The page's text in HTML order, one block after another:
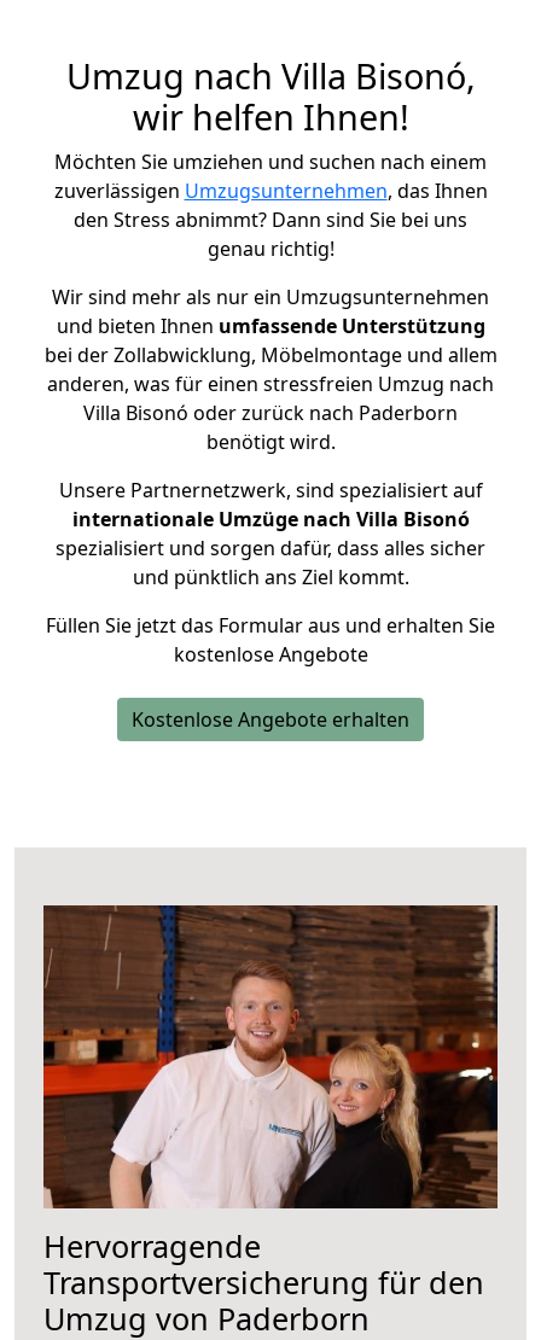
Umzug nach Villa Bisonó,
wir helfen Ihnen!
Möchten Sie umziehen und suchen nach einem
zuverlässigen Umzugsunternehmen, das Ihnen
den Stress abnimmt? Dann sind Sie bei uns
genau richtig!
Wir sind mehr als nur ein Umzugsunternehmen
und bieten Ihnen umfassende Unterstützung
bei der Zollabwicklung, Möbelmontage und allem
anderen, was für einen stressfreien Umzug nach
Villa Bisonó oder zurück nach Paderborn
benötigt wird.
Unsere Partnernetzwerk, sind spezialisiert auf
internationale Umzüge nach Villa Bisonó
spezialisiert und sorgen dafür, dass alles sicher
und pünktlich ans Ziel kommt.
Füllen Sie jetzt das Formular aus und erhalten Sie
kostenlose Angebote
Kostenlose Angebote erhalten
Hervorragende
Transportversicherung für den
Umzug von Paderborn